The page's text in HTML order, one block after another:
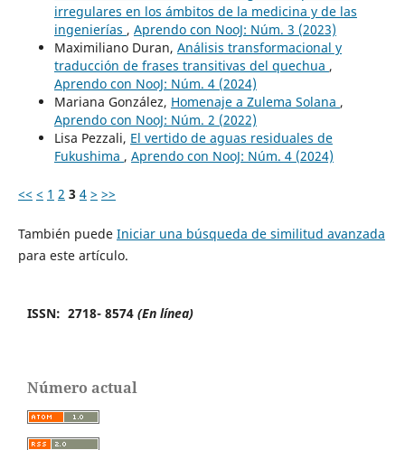
irregulares en los ámbitos de la medicina y de las
ingenierías , Aprendo con NooJ: Núm. 3 (2023)
Maximiliano Duran, Análisis transformacional y
traducción de frases transitivas del quechua ,
Aprendo con NooJ: Núm. 4 (2024)
Mariana González, Homenaje a Zulema Solana ,
Aprendo con NooJ: Núm. 2 (2022)
Lisa Pezzali, El vertido de aguas residuales de
Fukushima , Aprendo con NooJ: Núm. 4 (2024)
<< < 1 2 3 4 > >>
También puede Iniciar una búsqueda de similitud avanzada
para este artículo.
ISSN: 2718- 8574 (En línea)
Número actual